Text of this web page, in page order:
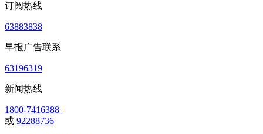
订阅热线
63883838
早报广告联系
63196319
新闻热线
1800-7416388
或 92288736